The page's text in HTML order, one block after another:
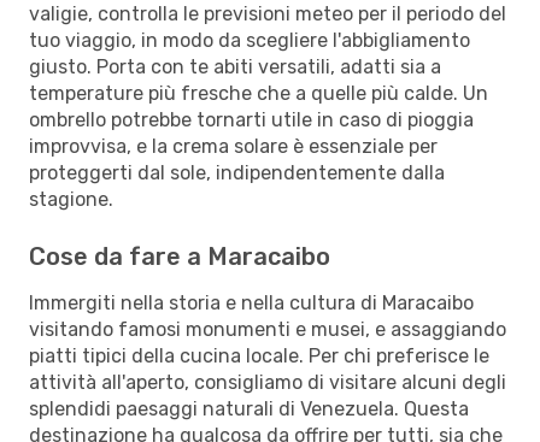
valigie, controlla le previsioni meteo per il periodo del
tuo viaggio, in modo da scegliere l'abbigliamento
giusto. Porta con te abiti versatili, adatti sia a
temperature più fresche che a quelle più calde. Un
ombrello potrebbe tornarti utile in caso di pioggia
improvvisa, e la crema solare è essenziale per
proteggerti dal sole, indipendentemente dalla
stagione.
Cose da fare a Maracaibo
Immergiti nella storia e nella cultura di Maracaibo
visitando famosi monumenti e musei, e assaggiando
piatti tipici della cucina locale. Per chi preferisce le
attività all'aperto, consigliamo di visitare alcuni degli
splendidi paesaggi naturali di Venezuela. Questa
destinazione ha qualcosa da offrire per tutti, sia che